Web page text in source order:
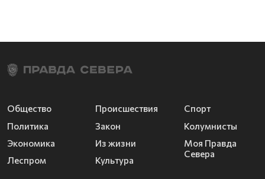
Общество
Политика
Экономика
Леспром
Происшествия
Закон
Из жизни
Культура
Спорт
Колумнисты
Моя Правда
Севера